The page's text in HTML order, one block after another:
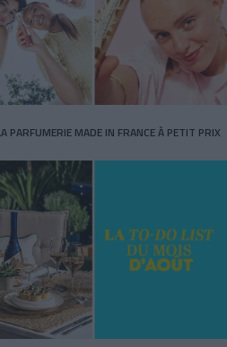
PARFUMERIE MADE IN FRANCE À PETIT PRIX